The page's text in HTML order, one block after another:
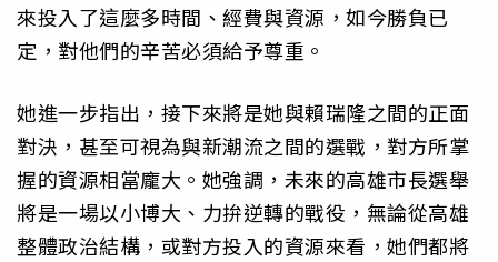
來投入了這麼多時間、經費與資源，如今勝負已
定，對他們的辛苦必須給予尊重。
她進一步指出，接下來將是她與賴瑞隆之間的正面
對決，甚至可視為與新潮流之間的選戰，對方所掌
握的資源相當龐大。她強調，未來的高雄市長選舉
將是一場以小博大、力拚逆轉的戰役，無論從高雄
整體政治結構，或對方投入的資源來看，她們都將